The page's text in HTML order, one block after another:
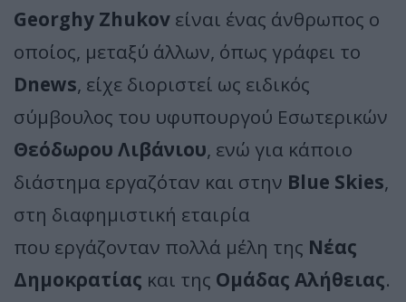
Georghy Zhukov είναι ένας άνθρωπος ο
οποίος, μεταξύ άλλων, όπως γράφει το
Dnews, είχε διοριστεί ως ειδικός
σύμβουλος του υφυπουργού Εσωτερικών
Θεόδωρου Λιβάνιου, ενώ για κάποιο
διάστημα εργαζόταν και στην Blue Skies,
στη διαφημιστική εταιρία
που εργάζονταν πολλά μέλη της Νέας
Δημοκρατίας και της Ομάδας Αλήθειας.